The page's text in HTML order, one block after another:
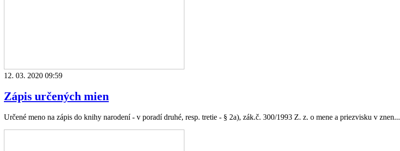
12. 03. 2020 09:59
Zápis určených mien
Určené meno na zápis do knihy narodení - v poradí druhé, resp. tretie - § 2a), zák.č. 300/1993 Z. z. o mene a priezvisku v znen...